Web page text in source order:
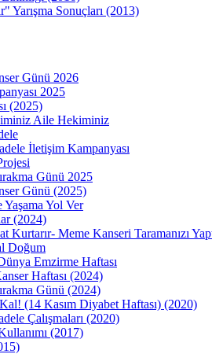
Yarışma Sonuçları (2013)
Günü 2026
2025
(2025)
Aile Hekiminiz
İletişim Kampanyası
Günü 2025
Günü (2025)
Yaşama Yol Ver
(2024)
Kurtarır- Meme Kanseri Taramanızı
Doğum
Emzirme Haftası
Haftası (2024)
Günü (2024)
(14 Kasım Diyabet Haftası) (2020)
Çalışmaları (2020)
(2017)